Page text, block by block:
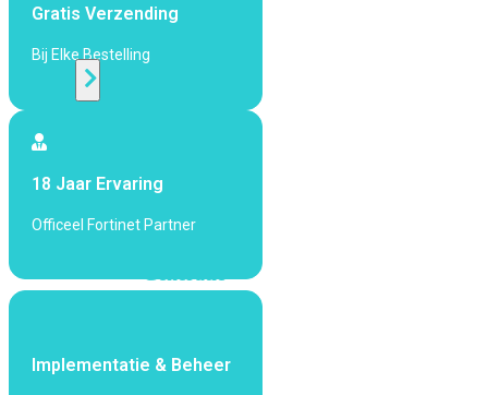
WiFi
bekijken
Wi-
Generatie
5 Wi-
Gratis Verzending
Bij Elke Bestelling
18 Jaar Ervaring
Officeel Fortinet Partner
Implementatie & Beheer